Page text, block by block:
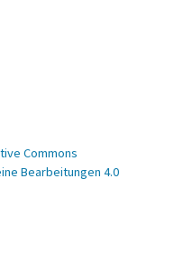
Commons
Bearbeitungen 4.0